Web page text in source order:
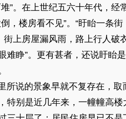
”。在上世纪五六十年代，经
，楼房看不见”。“盱眙一条
上房屋漏风雨，路上行人破
睁”。更有甚者，还说盱眙
说的景象早就不复存在，取
别是近几年来，一幢幢高楼